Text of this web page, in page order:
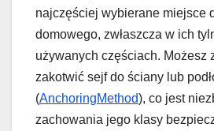
najczęściej wybierane miejsce
domowego, zwłaszcza w ich
używanych częściach. Możesz
zakotwić sejf do ściany lub
(AnchoringMethod), co jest
zachowania jego klasy